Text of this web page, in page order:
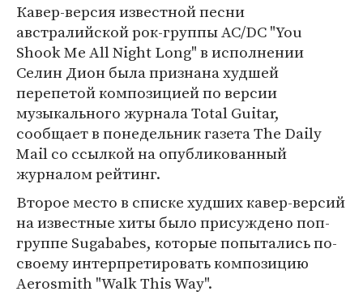
Кавер-версия известной песни
австралийской рок-группы AC/DC "You
Shook Me All Night Long" в исполнении
Селин Дион была признана худшей
перепетой композицией по версии
музыкального журнала Total Guitar,
сообщает в понедельник газета The Daily
Mail со ссылкой на опубликованный
журналом рейтинг.
Второе место в списке худших кавер-версий
на известные хиты было присуждено поп-
группе Sugababes, которые попытались по-
своему интерпретировать композицию
Aerosmith "Walk This Way".